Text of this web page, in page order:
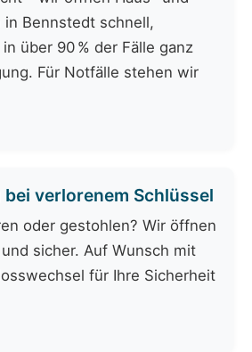
in Bennstedt schnell,
über 90 % der Fälle ganz
Für Notfälle stehen wir
verlorenem Schlüssel
oder gestohlen? Wir öffnen
sicher. Auf Wunsch mit
für Ihre Sicherheit